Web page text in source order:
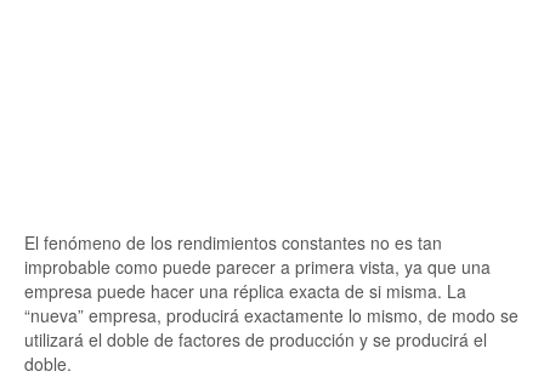
El fenómeno de los rendimientos constantes no es tan
improbable como puede parecer a primera vista, ya que una
empresa puede hacer una réplica exacta de si misma. La
“nueva” empresa, producirá exactamente lo mismo, de modo se
utilizará el doble de factores de producción y se producirá el
doble.